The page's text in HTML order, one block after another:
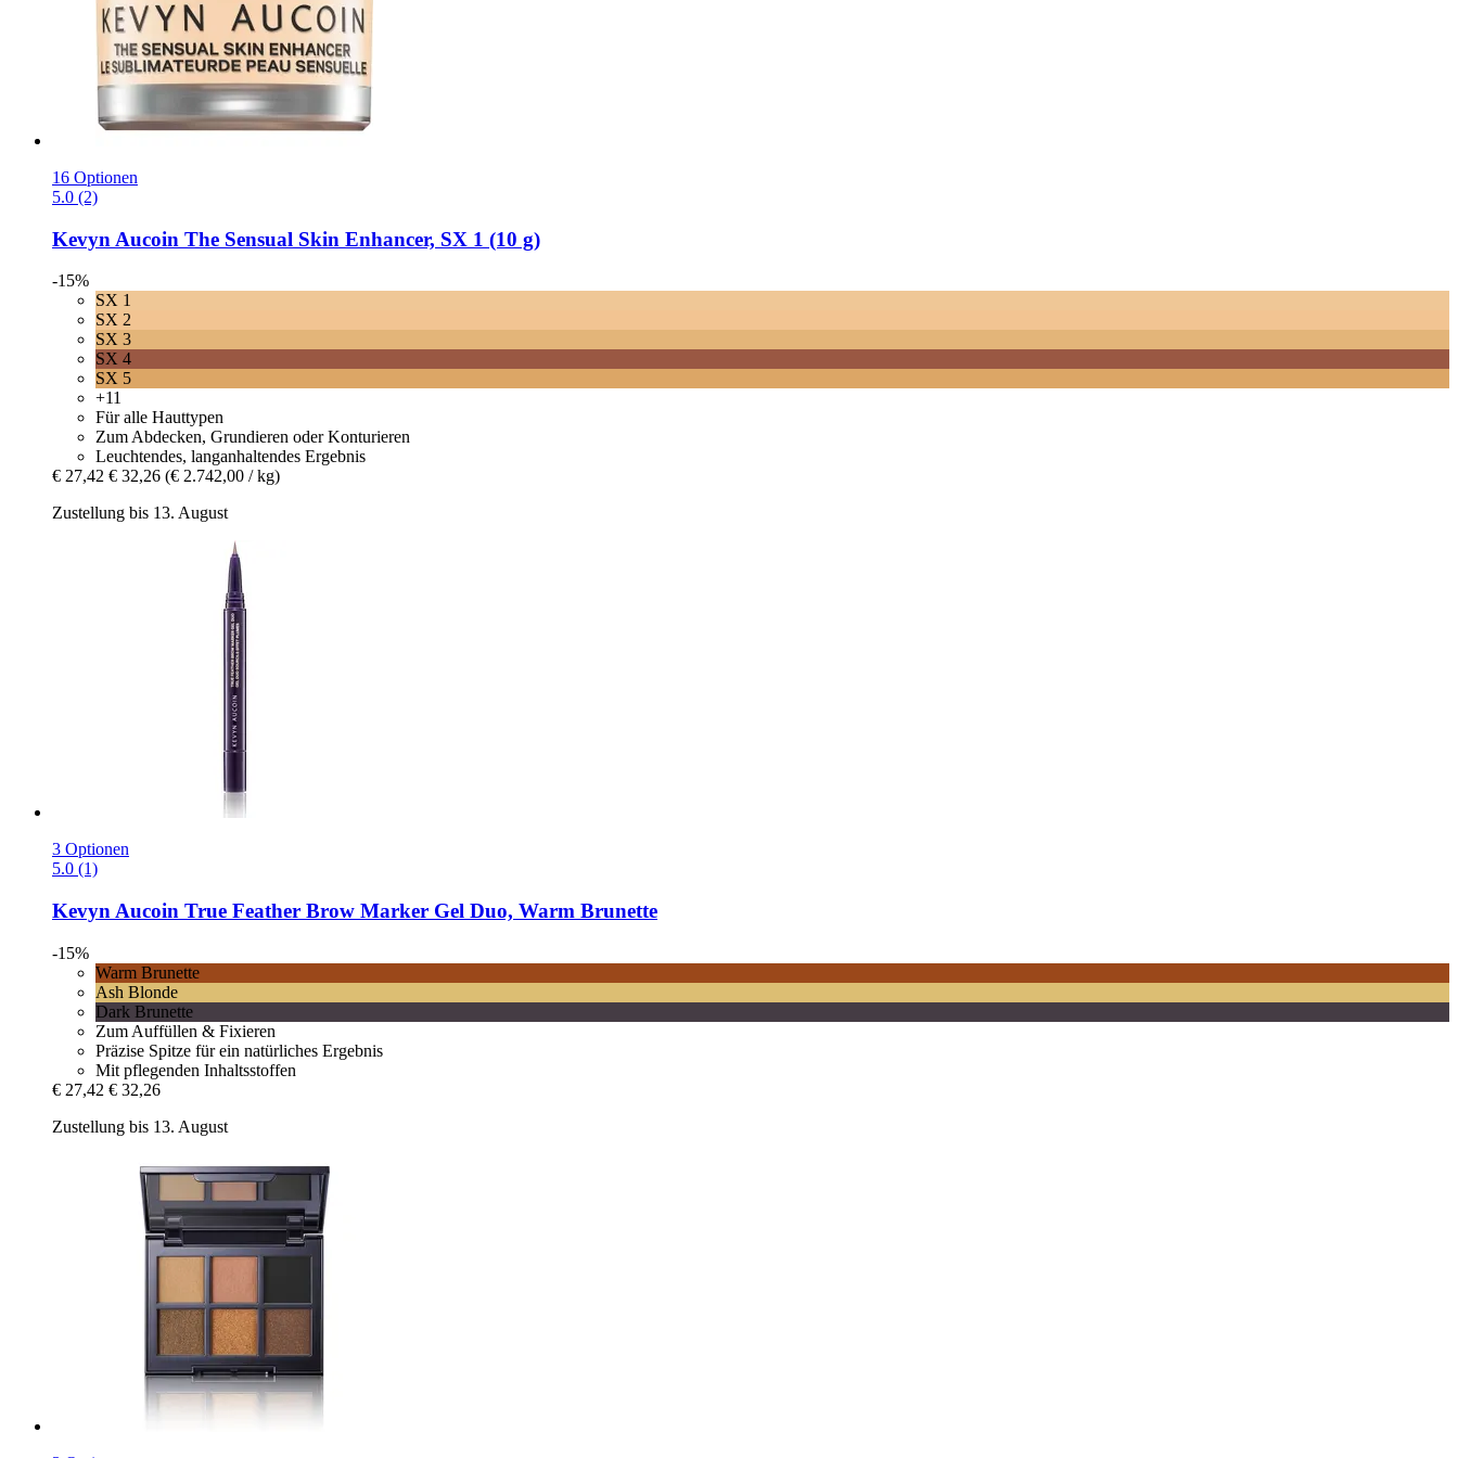
16 Optionen
5.0 (2)
Kevyn Aucoin The Sensual Skin Enhancer, SX 1 (10 g)
-15%
SX 1
SX 2
SX 3
SX 4
SX 5
+11
Für alle Hauttypen
Zum Abdecken, Grundieren oder Konturieren
Leuchtendes, langanhaltendes Ergebnis
€ 27,42 € 32,26 (€ 2.742,00 / kg)
Zustellung bis 13. August
3 Optionen
5.0 (1)
Kevyn Aucoin True Feather Brow Marker Gel Duo, Warm Brunette
-15%
Warm Brunette
Ash Blonde
Dark Brunette
Zum Auffüllen & Fixieren
Präzise Spitze für ein natürliches Ergebnis
Mit pflegenden Inhaltsstoffen
€ 27,42 € 32,26
Zustellung bis 13. August